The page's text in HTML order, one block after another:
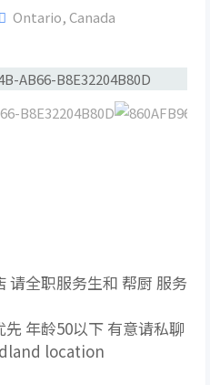
Ontario,Canada
请全职服务生和 帮厨 服务
先 年龄50以下 有意请私聊
location